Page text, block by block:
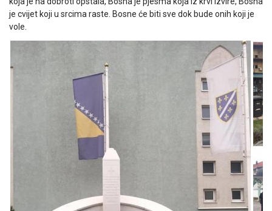
je cvijet koji u srcima raste. Bosne će biti sve dok bude onih koji je
vole.